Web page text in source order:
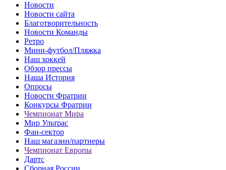
Новости
Новости сайта
Благотворительность
Новости Команды
Ретро
Мини-футбол/Пляжка
Наш хоккей
Обзор прессы
Наша История
Опросы
Новости Фратрии
Конкурсы Фратрии
Чемпионат Мира
Мир Ультрас
Фан-cектор
Наш магазин/партнеры
Чемпионат Европы
Дартс